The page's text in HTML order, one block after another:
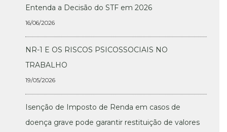
Entenda a Decisão do STF em 2026
16/06/2026
NR-1 E OS RISCOS PSICOSSOCIAIS NO
TRABALHO
19/05/2026
Isenção de Imposto de Renda em casos de
doença grave pode garantir restituição de valores